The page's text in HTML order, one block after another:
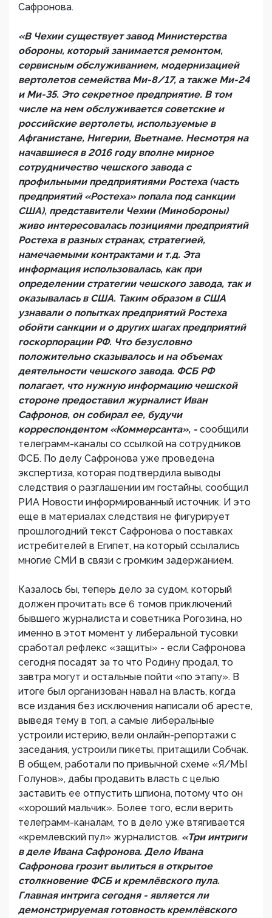
Сафронова.
«В Чехии существует завод Министерства
обороны, который занимается ремонтом,
сервисным обслуживанием, модернизацией
вертолетов семейства Ми-8/17, а также Ми-24
и Ми-35. Это секретное предприятие. В том
числе на нем обслуживается советские и
российские вертолеты, используемые в
Афганистане, Нигерии, Вьетнаме. Несмотря на
начавшиеся в 2016 году вполне мирное
сотрудничество чешского завода с
профильными предприятиями Ростеха (часть
предприятий «Ростеха» попала под санкции
США), представители Чехии (Минобороны)
живо интересовалась позициями предприятий
Ростеха в разных странах, стратегией,
намечаемыми контрактами и т.д. Эта
информация использовалась, как при
определении стратегии чешского завода, так и
оказывалась в США. Таким образом в США
узнавали о попытках предприятий Ростеха
обойти санкции и о других шагах предприятий
госкорпорации РФ. Что безусловно
положительно сказывалось и на объемах
деятельности чешского завода. ФСБ РФ
полагает, что нужную информацию чешской
стороне предоставил журналист Иван
Сафронов, он собирал ее, будучи
корреспондентом «Коммерсанта», - сообщили
телеграмм-каналы со ссылкой на сотрудников
ФСБ. По делу Сафронова уже проведена
экспертиза, которая подтвердила выводы
следствия о разглашении им гостайны, сообщил
РИА Новости информированный источник. И это
еще в материалах следствия не фигурирует
прошлогодний текст Сафронова о поставках
истребителей в Египет, на который ссылались
многие СМИ в связи с громким задержанием.
Казалось бы, теперь дело за судом, который
должен прочитать все 6 томов приключений
бывшего журналиста и советника Рогозина, но
именно в этот момент у либеральной тусовки
сработал рефлекс «защиты» - если Сафронова
сегодня посадят за то что Родину продал, то
завтра могут и остальные пойти «по этапу». В
итоге был организован навал на власть, когда
все издания без исключения написали об аресте,
выведя тему в топ, а самые либеральные
устроили истерию, вели онлайн-репортажи с
заседания, устроили пикеты, притащили Собчак.
В общем, работали по привычной схеме «Я/МЫ
Голунов», дабы продавить власть с целью
заставить ее отпустить шпиона, потому что он
«хороший мальчик». Более того, если верить
телеграмм-каналам, то в дело уже втягивается
«кремлевский пул» журналистов. «Три интриги
в деле Ивана Сафронова. Дело Ивана
Сафронова грозит вылиться в открытое
столкновение ФСБ и кремлёвского пула.
Главная интрига сегодня - является ли
демонстрируемая готовность кремлёвского